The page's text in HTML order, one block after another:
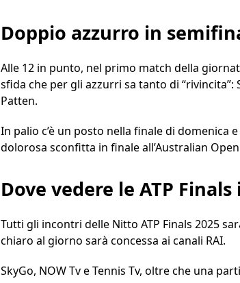
Doppio azzurro in
Alle 12 in punto, nel primo match della
sfida che per gli azzurri sa tanto di
Patten.
In palio c’è un posto nella finale di domenica
dolorosa sconfitta in finale all’Australian
Dove vedere le ATP Finals
Tutti gli incontri delle Nitto ATP Finals 2025
chiaro al giorno sarà concessa ai canali RAI.
SkyGo, NOW Tv e Tennis Tv, oltre che una